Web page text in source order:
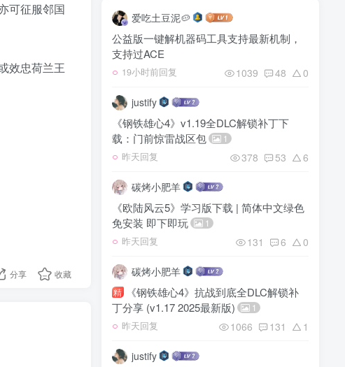
可征服邻国
效忠荷兰王
分享 收藏
爱吃土豆泥🥔
公益版一键解机器码工具支持最新机制，
支持过ACE
19小时前回复 1039 48 0
justify
《钢铁雄心4》v1.19全DLC解锁补丁下
载：门前惊雷战区包
1
昨天回复 378 53 6
碳烤小肥羊
《欧陆风云5》学习版下载 | 简体中文绿色
免安装 即下即玩
1
昨天回复 131 6 0
碳烤小肥羊
精
《钢铁雄心4》抗战到底全DLC解锁补
丁分享 (v1.17 2025最新版)
1
昨天回复 1066 131 1
justify